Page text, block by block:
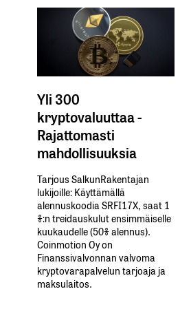
Yli 300
kryptovaluuttaa -
Rajattomasti
mahdollisuuksia
Tarjous SalkunRakentajan
lukijoille: Käyttämällä​ ​
alennuskoodia​ ​SRFI17X,​ ​saat​ ​1
%:n treidauskulut​ ​ensimmäiselle​ ​
kuukaudelle​ ​(50%​ ​alennus).
Coinmotion Oy on
Finanssivalvonnan valvoma
kryptovarapalvelun tarjoaja ja
maksulaitos.